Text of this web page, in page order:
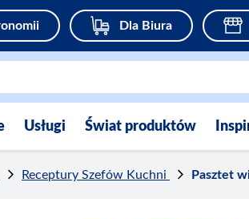
Dla Biura
Usługi Świat produktów
Receptury Szefów Kuchni Pasztet